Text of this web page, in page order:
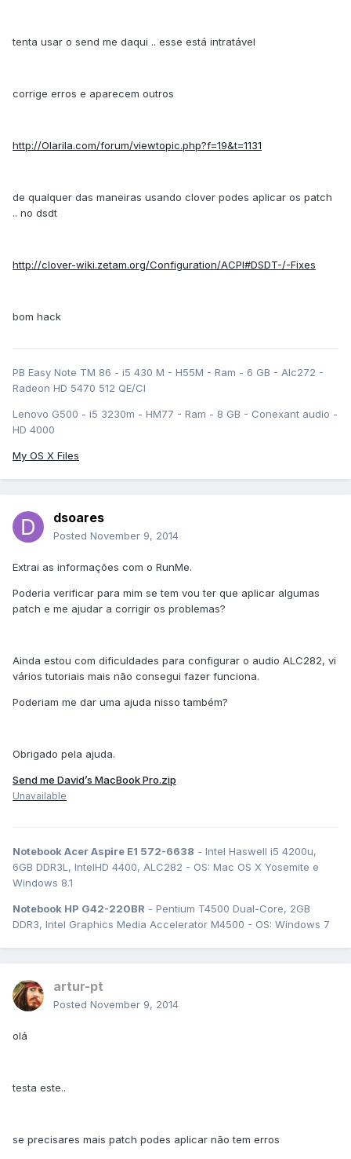
tenta usar o send me daqui .. esse está intratável
corrige erros e aparecem outros
http://Olarila.com/forum/viewtopic.php?f=19&t=1131
de qualquer das maneiras usando clover podes aplicar os patch
.. no dsdt
http://clover-wiki.zetam.org/Configuration/ACPI#DSDT-/-Fixes
bom hack
PB Easy Note TM 86 - i5 430 M - H55M - Ram - 6 GB - Alc272 -
Radeon HD 5470 512 QE/CI
Lenovo G500 - i5 3230m - HM77 - Ram - 8 GB - Conexant audio -
HD 4000
My OS X Files
dsoares
Posted November 9, 2014
Extrai as informações com o RunMe.
Poderia verificar para mim se tem vou ter que aplicar algumas
patch e me ajudar a corrigir os problemas?
Ainda estou com dificuldades para configurar o audio ALC282, vi
vários tutoriais mais não consegui fazer funciona.
Poderiam me dar uma ajuda nisso também?
Obrigado pela ajuda.
Send me David’s MacBook Pro.zip
Unavailable
Notebook Acer Aspire E1 572-6638 - Intel Haswell i5 4200u,
6GB DDR3L, IntelHD 4400, ALC282 - OS: Mac OS X Yosemite e
Windows 8.1
Notebook HP G42-220BR - Pentium T4500 Dual-Core, 2GB
DDR3, Intel Graphics Media Accelerator M4500 - OS: Windows 7
artur-pt
Posted November 9, 2014
olá
testa este..
se precisares mais patch podes aplicar não tem erros